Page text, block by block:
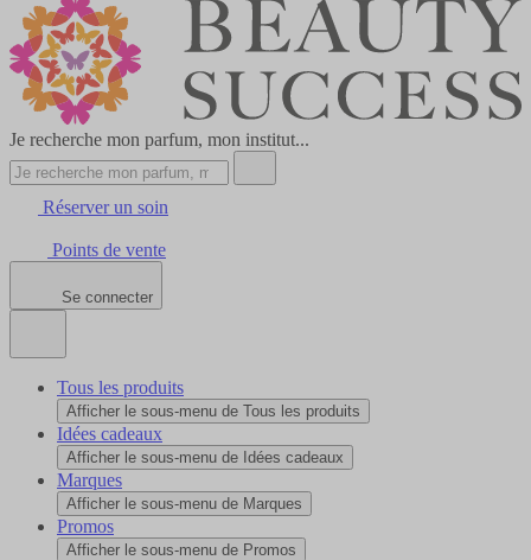
Je recherche mon parfum, mon institut...
Réserver un soin
Points de vente
Se connecter
Tous les produits
Afficher le sous-menu de Tous les produits
Idées cadeaux
Afficher le sous-menu de Idées cadeaux
Marques
Afficher le sous-menu de Marques
Promos
Afficher le sous-menu de Promos